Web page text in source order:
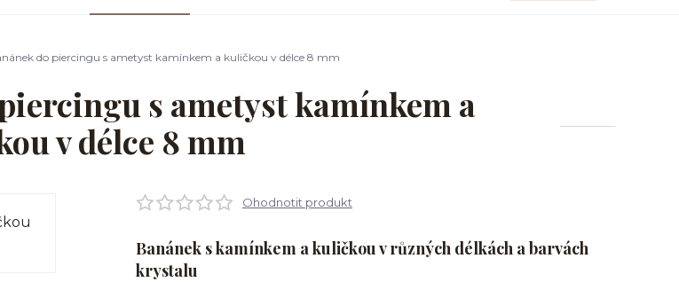
do piercingu s ametyst kamínkem a kuličkou v délce 8 mm
s ametyst kamínkem a
v délce 8 mm
Ohodnotit produkt
Banánek s kamínkem a kuličkou v různých délkách a barvách
krystalu